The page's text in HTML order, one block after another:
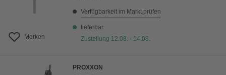
Merken
Verfügbarkeit im Markt prüfen
lieferbar
Zustellung 12.08. - 14.08.
PROXXON